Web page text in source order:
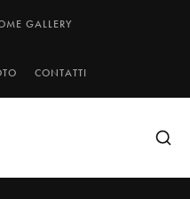
GALLERY
CONTATTI